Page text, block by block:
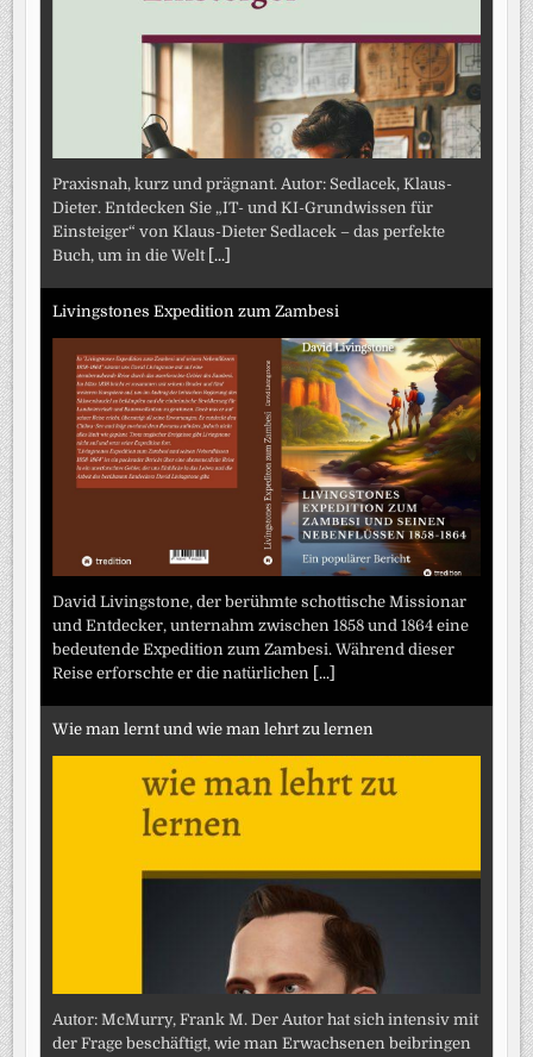
Praxisnah, kurz und prägnant. Autor: Sedlacek, Klaus-
Dieter. Entdecken Sie „IT- und KI-Grundwissen für
Einsteiger“ von Klaus-Dieter Sedlacek – das perfekte
Buch, um in die Welt [...]
Livingstones Expedition zum Zambesi
David Livingstone, der berühmte schottische Missionar
und Entdecker, unternahm zwischen 1858 und 1864 eine
bedeutende Expedition zum Zambesi. Während dieser
Reise erforschte er die natürlichen [...]
Wie man lernt und wie man lehrt zu lernen
Autor: McMurry, Frank M. Der Autor hat sich intensiv mit
der Frage beschäftigt, wie man Erwachsenen beibringen